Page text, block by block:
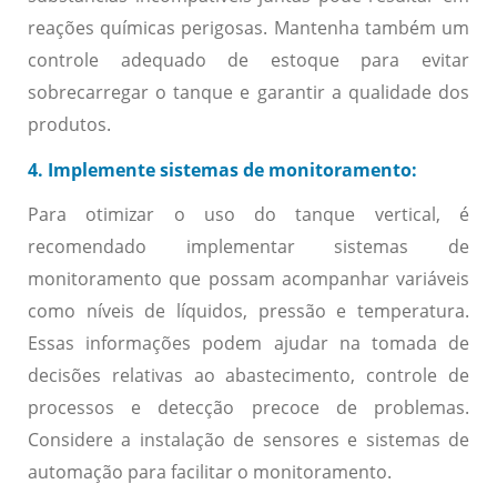
reações químicas perigosas. Mantenha também um
controle adequado de estoque para evitar
sobrecarregar o tanque e garantir a qualidade dos
produtos.
4. Implemente sistemas de monitoramento:
Para otimizar o uso do tanque vertical, é
recomendado implementar sistemas de
monitoramento que possam acompanhar variáveis
como níveis de líquidos, pressão e temperatura.
Essas informações podem ajudar na tomada de
decisões relativas ao abastecimento, controle de
processos e detecção precoce de problemas.
Considere a instalação de sensores e sistemas de
automação para facilitar o monitoramento.